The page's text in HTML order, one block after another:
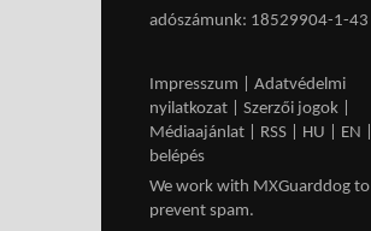
adószámunk: 18529904-1-43
Impresszum
Adatvédelmi
nyilatkozat
Szerzői jogok
Médiaajánlat
RSS HU EN
belépés
We work with MXGuarddog to
prevent spam.